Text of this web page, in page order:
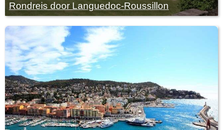
Rondreis door Languedoc-Roussillon